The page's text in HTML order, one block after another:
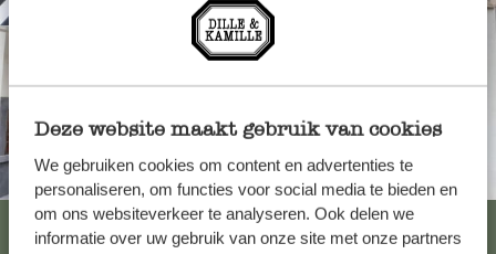
Deze website maakt gebruik van cookies
We gebruiken cookies om content en advertenties te
personaliseren, om functies voor social media te bieden en
om ons websiteverkeer te analyseren. Ook delen we
informatie over uw gebruik van onze site met onze partners
Toujours à proximité
Voir les 62 magasins